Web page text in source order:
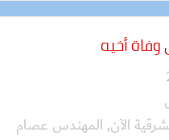
أخيه
الآن, المهندس عصام